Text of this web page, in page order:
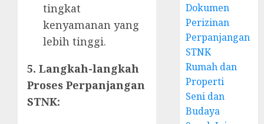
tingkat
kenyamanan yang
lebih tinggi.
5. Langkah-langkah
Proses Perpanjangan
STNK:
Dokumen
Perizinan
Perpanjangan
STNK
Rumah dan
Properti
Seni dan
Budaya